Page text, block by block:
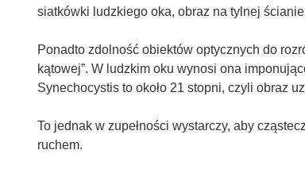
siatkówki ludzkiego oka, obraz na tylnej
Ponadto zdolność obiektów optycznych do
kątowej”. W ludzkim oku wynosi ona
Synechocystis to około 21 stopni, czyli obraz
To jednak w zupełności wystarczy, aby
ruchem.